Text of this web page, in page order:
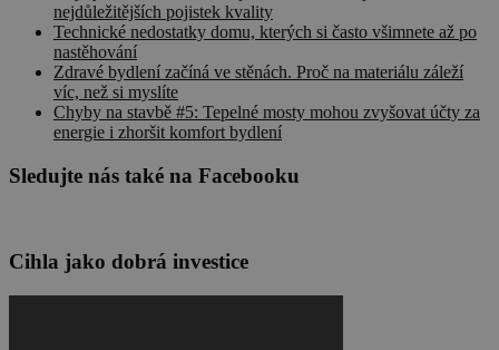
nejdůležitějších pojistek kvality
Technické nedostatky domu, kterých si často všimnete až po
nastěhování
Zdravé bydlení začíná ve stěnách. Proč na materiálu záleží
víc, než si myslíte
Chyby na stavbě #5: Tepelné mosty mohou zvyšovat účty za
energie i zhoršit komfort bydlení
Sledujte nás také na Facebooku
Cihla jako dobrá investice